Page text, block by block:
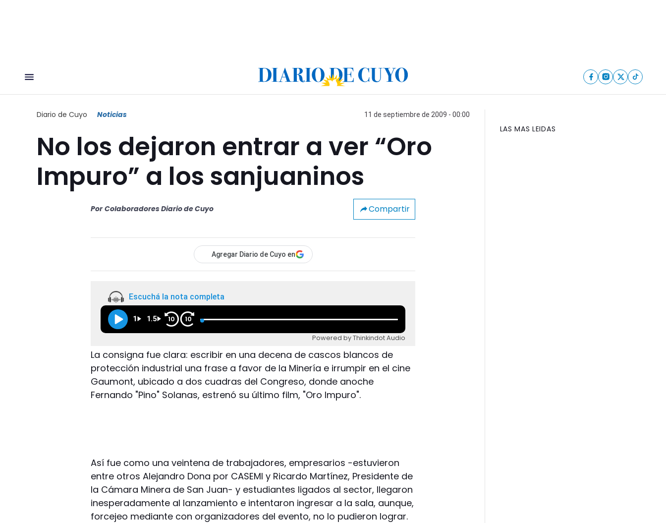
Diario de Cuyo Noticias 11 de septiembre de 2009 - 00:00
No los dejaron entrar a ver “Oro
Impuro” a los sanjuaninos
Por Colaboradores Diario de Cuyo Compartir
Agregar Diario de Cuyo en
Escuchá la nota completa
1 1.5 10 10
Powered by Thinkindot Audio
La consigna fue clara: escribir en una decena de cascos blancos de
protección industrial una frase a favor de la Minería e irrumpir en el cine
Gaumont, ubicado a dos cuadras del Congreso, donde anoche
Fernando "Pino" Solanas, estrenó su último film, "Oro Impuro".
Así fue como una veintena de trabajadores, empresarios -estuvieron
entre otros Alejandro Dona por CASEMI y Ricardo Martínez, Presidente de
la Cámara Minera de San Juan- y estudiantes ligados al sector, llegaron
inesperadamente al lanzamiento e intentaron ingresar a la sala, aunque,
forcejeo mediante con organizadores del evento, no lo pudieron lograr.
LAS MAS LEIDAS